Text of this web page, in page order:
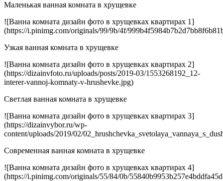
фото
в
Маленькая ванная комната в хрущевке
![Ванна комната дизайн фото в хрущевках квартирах 1]
(https://i.pinimg.com/originals/99/9b/4f/
Узкая ванная комната в хрущевке
![Ванна комната дизайн фото в хрущевках квартирах 2]
(https://dizainvfoto.ru/uploads/posts/2019-03/1553268192_12-
interer-vannoj-komnaty-v-hrushevke.jpg)
Светлая ванная комната в хрущевке
![Ванна комната дизайн фото в хрущевках квартирах 3]
(https://dizainvybor.ru/wp-
content/uploads/2019/02/
Современная ванная комната в хрущевке
![Ванна комната дизайн фото в хрущевках квартирах 4]
(https://i.pinimg.com/originals/55/84/0b/